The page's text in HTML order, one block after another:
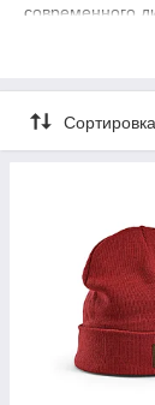
современного
просто
приятной
Выбирая
складке
комфорт и
ваш образ.
Сортировка